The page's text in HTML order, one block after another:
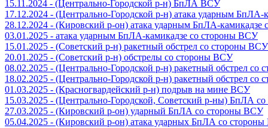
15.11.2024 - (Центрально-Городской р-н) БпЛА ВСУ
17.12.2024 - (Центрально-Городской р-н) атака ударным
28.12.2024 - (Кировский р-он) атака ударным БпЛА-
03.01.2025 - атака ударным БпЛА-камикадзе со стороны ВСУ
15.01.2025 - (Советский р-н) ракетный обстрел со стороны ВСУ
20.01.2025 - (Советский р-н) обстрелы со стороны ВСУ
08.02.2025 - (Центрально-Городской р-н) ракетный обстрел со
18.02.2025 - (Центрально-Городской р-н) ракетный обстрел со
01.03.2025 - (Красногвардейский р-н) подрыв на мине ВСУ
15.03.2025 - (Центрально-Городской, Советский р-ны) БпЛА
27.03.2025 - (Кировский р-он) ударный БпЛА со стороны ВСУ
05.04.2025 - (Кировский р-он) атака ударных БпЛА со